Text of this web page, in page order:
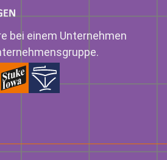
bei einem Unternehmen